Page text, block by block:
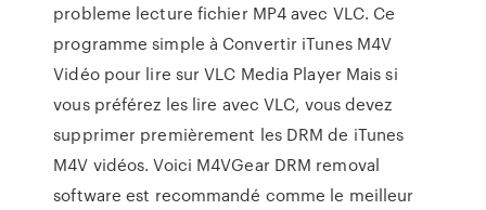
probleme lecture fichier MP4 avec VLC. Ce
programme simple à Convertir iTunes M4V
Vidéo pour lire sur VLC Media Player Mais si
vous préférez les lire avec VLC, vous devez
supprimer premièrement les DRM de iTunes
M4V vidéos. Voici M4VGear DRM removal
software est recommandé comme le meilleur